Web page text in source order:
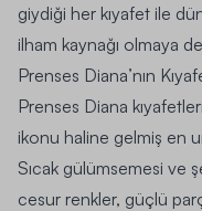
giydiği her kıyafet ile
ilham kaynağı olmaya
Prenses Diana’nın
Prenses Diana
ikonu haline gelmiş en
Sıcak gülümsemesi ve
cesur renkler, güçlü